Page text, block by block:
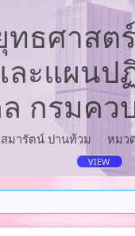
ทธศาส
ะแผนป
กรมคว
มารัตน์ ปานท้วม หมว
VIEW